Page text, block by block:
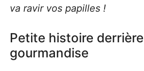
va ravir vos papilles !
Petite histoire
gourmandise